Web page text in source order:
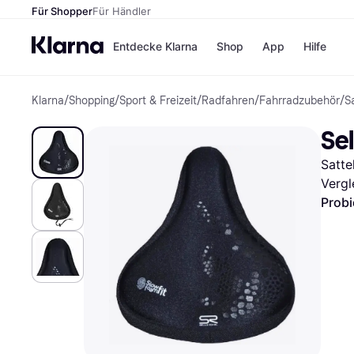
Für ShopperFür Händler
Entdecke Klarna
Zahlungsmethoden
Teilzahlungen
Bezahle in bis zu 30
Tagen
Ratenzahlung
Shop
Shops
H&M
Temu
App Hilfe
Klarna/Shopping/Sport & Freizeit/Radfahren/Fahrradzubehör/